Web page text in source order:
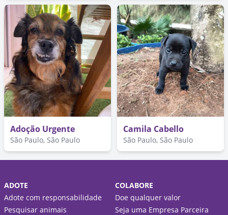
Adoção Urgente
São Paulo, São Paulo
Camila Cabello
São Paulo, São Paulo
ADOTE
Adote com responsabilidade
Pesquisar animais
COLABORE
Doe qualquer valor
Seja uma Empresa Parceira